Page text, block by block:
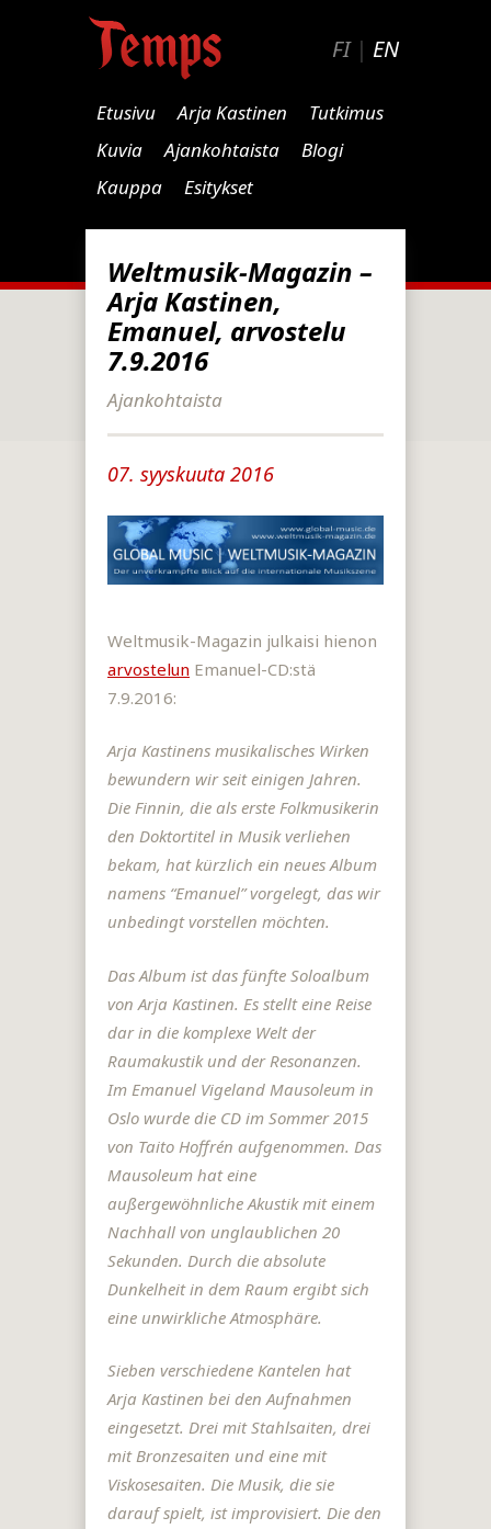
FI| EN
Etusivu Arja Kastinen
Tutkimus
Kuvia
Ajankohtaista
Blogi
Kauppa
Esitykset
Weltmusik-Magazin –
Arja Kastinen,
Emanuel, arvostelu
7.9.2016
Ajankohtaista
07. syyskuuta 2016
Weltmusik-Magazin julkaisi hienon
arvostelun Emanuel-CD:stä
7.9.2016:
Arja Kastinens musikalisches Wirken
bewundern wir seit einigen Jahren.
Die Finnin, die als erste Folkmusikerin
den Doktortitel in Musik verliehen
bekam, hat kürzlich ein neues Album
namens “Emanuel” vorgelegt, das wir
unbedingt vorstellen möchten.
Das Album ist das fünfte Soloalbum
von Arja Kastinen. Es stellt eine Reise
dar in die komplexe Welt der
Raumakustik und der Resonanzen.
Im Emanuel Vigeland Mausoleum in
Oslo wurde die CD im Sommer 2015
von Taito Hoffrén aufgenommen. Das
Mausoleum hat eine
außergewöhnliche Akustik mit einem
Nachhall von unglaublichen 20
Sekunden. Durch die absolute
Dunkelheit in dem Raum ergibt sich
eine unwirkliche Atmosphäre.
Sieben verschiedene Kantelen hat
Arja Kastinen bei den Aufnahmen
eingesetzt. Drei mit Stahlsaiten, drei
mit Bronzesaiten und eine mit
Viskosesaiten. Die Musik, die sie
darauf spielt, ist improvisiert. Die den